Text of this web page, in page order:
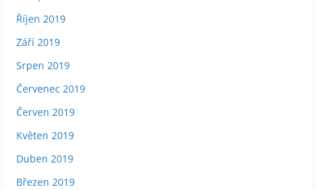
Říjen 2019
Září 2019
Srpen 2019
Červenec 2019
Červen 2019
Květen 2019
Duben 2019
Březen 2019